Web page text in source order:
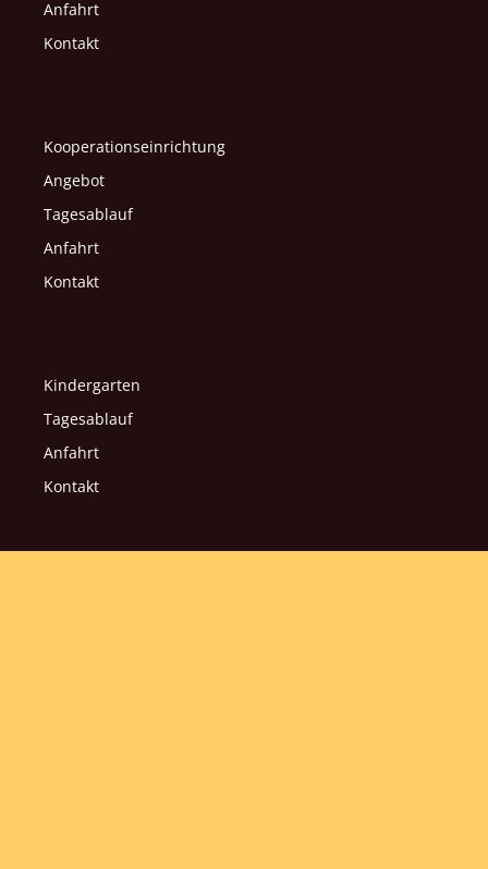
Anfahrt
Kontakt
Kooperationseinrichtung
Angebot
Tagesablauf
Anfahrt
Kontakt
Kindergarten
Tagesablauf
Anfahrt
Kontakt